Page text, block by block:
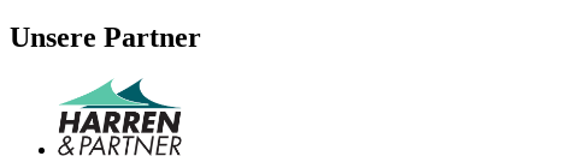
Unsere Partner